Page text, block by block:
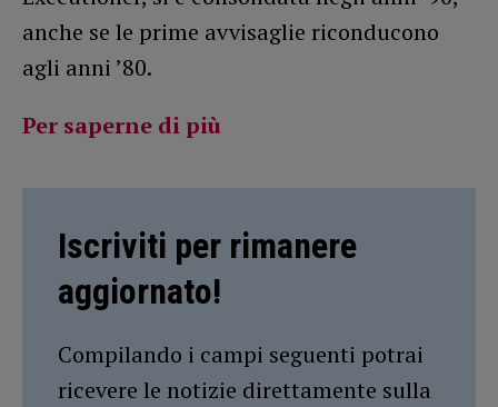
anche se le prime avvisaglie riconducono
agli anni ’80.
Per saperne di più
Iscriviti per rimanere
aggiornato!
Compilando i campi seguenti potrai
ricevere le notizie direttamente sulla